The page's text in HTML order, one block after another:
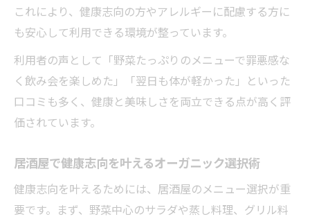
これにより、健康志向の方やアレルギーに配慮する方に
も安心して利用できる環境が整っています。
利用者の声として「野菜たっぷりのメニューで罪悪感な
く飲み会を楽しめた」「翌日も体が軽かった」といった
口コミも多く、健康と美味しさを両立できる点が高く評
価されています。
居酒屋で健康志向を叶えるオーガニック選択術
健康志向を叶えるためには、居酒屋のメニュー選択が重
要です。まず、野菜中心のサラダや蒸し料理、グリル料